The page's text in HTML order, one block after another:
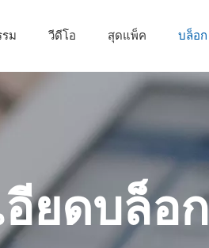
ม วีดีโอ สุดแพ็ค บล็อก
อียดบล็อก